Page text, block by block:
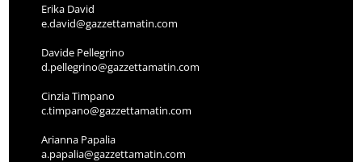
Erika David
e.david@gazzettamatin.com
Davide Pellegrino
d.pellegrino@gazzettamatin.com
Cinzia Timpano
c.timpano@gazzettamatin.com
Arianna Papalia
a.papalia@gazzettamatin.com